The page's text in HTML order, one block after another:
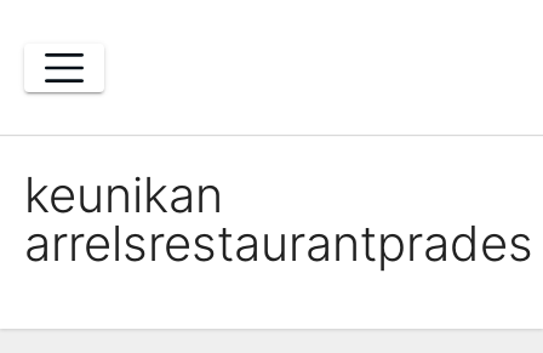
content
keunikan
arrelsrestaurantprades